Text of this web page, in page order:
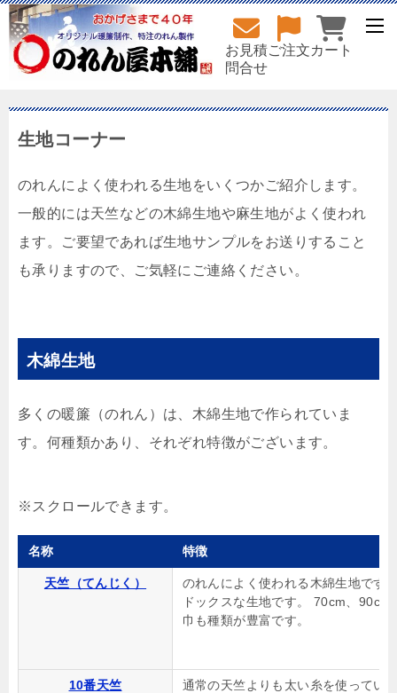
お見積
問合せ
ご注文カート
生地コーナー
のれんによく使われる生地をいくつかご紹介します。
一般的には天竺などの木綿生地や麻生地がよく使われ
ます。ご要望であれば生地サンプルをお送りすること
も承りますので、ご気軽にご連絡ください。
木綿生地
多くの暖簾（のれん）は、木綿生地で作られていま
す。何種類かあり、それぞれ特徴がございます。
名称 特徴
天竺（てんじく）
のれんによく使われる木綿生地です
ドックスな生地です。 70cm、
巾も種類が豊富です。
10番天竺
通常の天竺よりも太い糸を使ってい